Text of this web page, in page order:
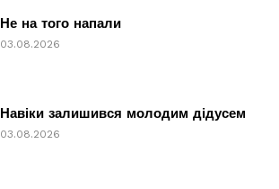
Не на того напали
03.08.2026
Навіки залишився молодим дідусем
03.08.2026